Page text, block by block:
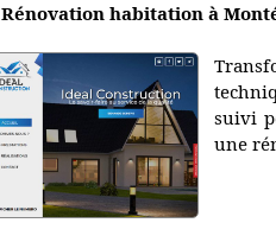
Rénovation habitation à
suivi
une